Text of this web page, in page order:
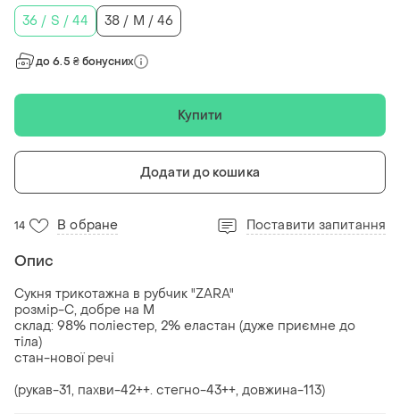
36 / S / 44
38 / M / 46
до 6.5 ₴ бонусних
Купити
Додати до кошика
14 В обране Поставити запитання
Опис
Сукня трикотажна в рубчик "ZARA"
розмір-С, добре на М
склад: 98% поліестер, 2% еластан (дуже приємне до
тіла)
стан-нової речі
(рукав-31, пахви-42++. стегно-43++, довжина-113)